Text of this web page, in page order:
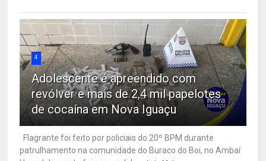
4
Adolescente é apreendido com
revólver e mais de 2,4 mil papelotes
de cocaína em Nova Iguaçu
Flagrante foi feito por policiais do 20º BPM durante
patrulhamento na comunidade do Buraco do Boi, no Ambaí